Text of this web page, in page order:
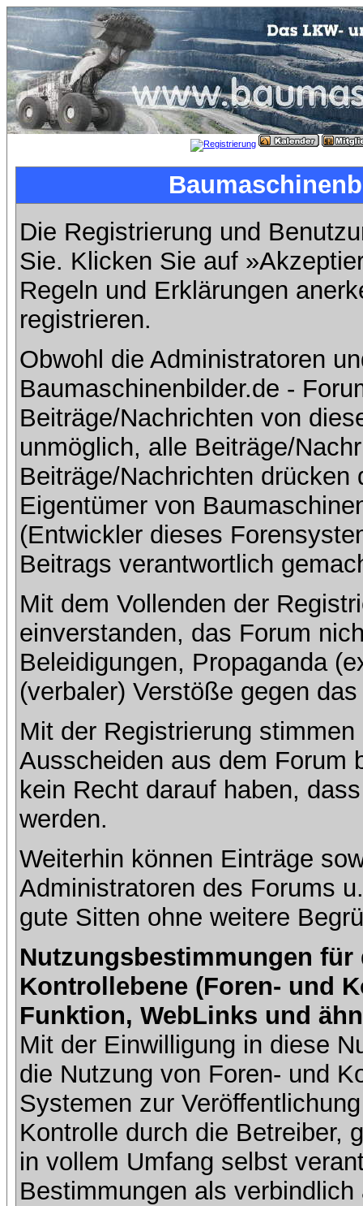
Die Registrierung und
Sie. Klicken Sie auf
Regeln und Erklärungen
registrieren.
Obwohl die Administratoren
Baumaschinenbilder.de -
Beiträge/Nachrichten von
unmöglich, alle Beiträge/
Beiträge/Nachrichten
Eigentümer von
(Entwickler dieses
Beitrags verantwortlich
Mit dem Vollenden der
einverstanden, das Forum
Beleidigungen, Propaganda
(verbaler) Verstöße gegen
Mit der Registrierung
Ausscheiden aus dem Forum
kein Recht darauf haben,
werden.
Weiterhin können Einträge
Administratoren des Forums
gute Sitten ohne weitere
Nutzungsbestimmungen
Kontrollebene (Foren- und
Funktion, WebLinks und
Mit der Einwilligung in diese
die Nutzung von Foren- und
Systemen zur
Kontrolle durch die Betreiber,
in vollem Umfang selbst
Bestimmungen als verbindlich